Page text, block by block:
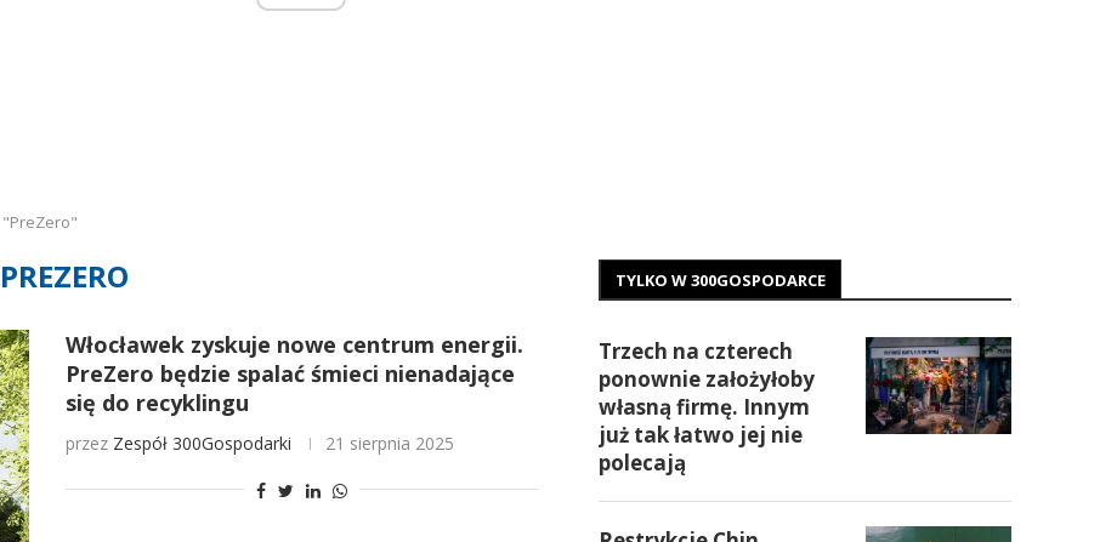
PREZERO
Włocławek zyskuje nowe centrum energii.
PreZero będzie spalać śmieci nienadające
się do recyklingu
przez Zespół 300Gospodarki 21 sierpnia 2025
TYLKO W 300GOSPODARCE
Trzech na czterech
ponownie założyłoby
własną firmę. Innym
już tak łatwo jej nie
polecają